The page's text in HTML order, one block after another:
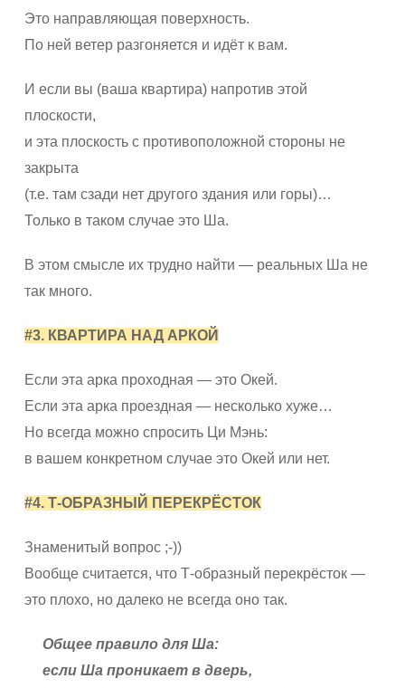
Это направляющая поверхность.
По ней ветер разгоняется и идёт к вам.
И если вы (ваша квартира) напротив этой
плоскости,
и эта плоскость с противоположной стороны не
закрыта
(т.е. там сзади нет другого здания или горы)…
Только в таком случае это Ша.
В этом смысле их трудно найти — реальных Ша не
так много.
#3. КВАРТИРА НАД АРКОЙ
Если эта арка проходная — это Окей.
Если эта арка проездная — несколько хуже…
Но всегда можно спросить Ци Мэнь:
в вашем конкретном случае это Окей или нет.
#4. Т-ОБРАЗНЫЙ ПЕРЕКРЁСТОК
Знаменитый вопрос ;-))
Вообще считается, что Т-образный перекрёсток —
это плохо, но далеко не всегда оно так.
Общее правило для Ша:
если Ша проникает в дверь,